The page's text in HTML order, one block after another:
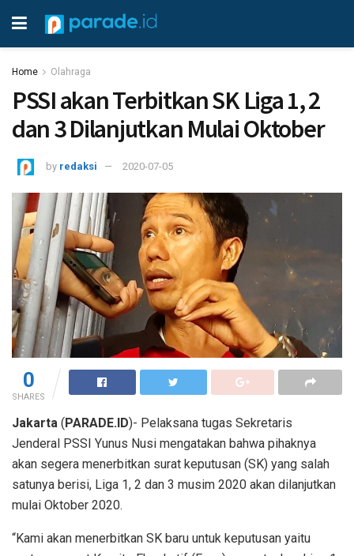
Home Olahraga
PSSI akan Terbitkan SK Liga 1, 2
dan 3 Dilanjutkan Mulai Oktober
by redaksi 2020-07-05
0
SHARES
Jakarta (PARADE.ID)- Pelaksana tugas Sekretaris
Jenderal PSSI Yunus Nusi mengatakan bahwa pihaknya
akan segera menerbitkan surat keputusan (SK) yang salah
satunya berisi, Liga 1, 2 dan 3 musim 2020 akan dilanjutkan
mulai Oktober 2020.
“Kami akan menerbitkan SK baru untuk keputusan yaitu